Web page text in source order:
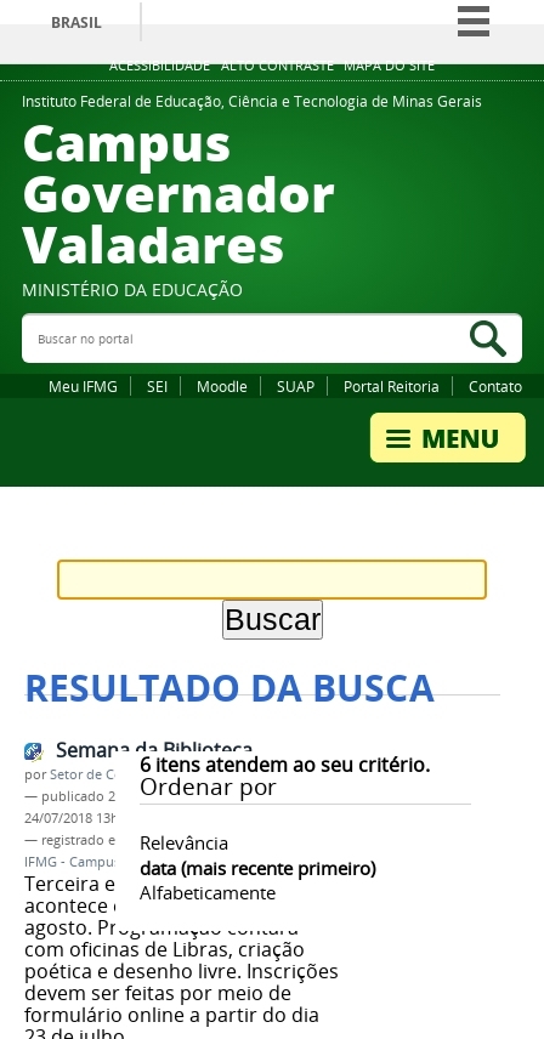
ACESSIBILIDADE ALTO CONTRASTE MAPA DO SITE
BRASIL
Simplifique!
Comunica BR
Instituto Federal de Educação, Ciência e Tecnologia de Minas Gerais
Campus
Governador
Valadares
MINISTÉRIO DA EDUCAÇÃO
Buscar no portal
Meu IFMG SEI Moodle SUAP Portal Reitoria Contato
RESULTADO DA BUSCA
6itens atendem ao seu critério.
Ordenar por
Relevância
data (mais recente primeiro)
Alfabeticamente
Semana da Biblioteca
porSetor de Comunicação
— publicado 23/07/2018 —última modificação
24/07/2018 13h11
— registrado em:
Semana da Biblioteca
IFMG - Campus Governador Valadares
Terceira edição do evento
acontece entre os dias 6 e 10 de
agosto. Programação contará
com oficinas de Libras, criação
poética e desenho livre. Inscrições
devem ser feitas por meio de
formulário online a partir do dia